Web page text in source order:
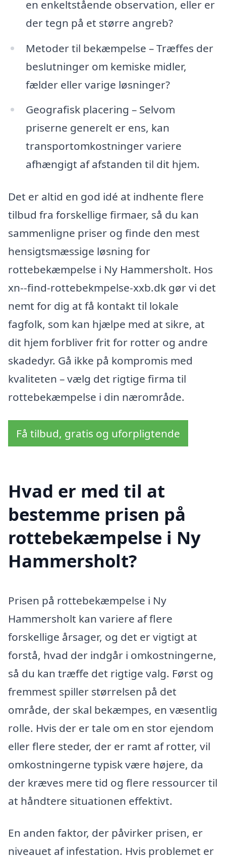
en enkeltstående observation, eller er
der tegn på et større angreb?
Metoder til bekæmpelse – Træffes der
beslutninger om kemiske midler,
fælder eller varige løsninger?
Geografisk placering – Selvom
priserne generelt er ens, kan
transportomkostninger variere
afhængigt af afstanden til dit hjem.
Det er altid en god idé at indhente flere
tilbud fra forskellige firmaer, så du kan
sammenligne priser og finde den mest
hensigtsmæssige løsning for
rottebekæmpelse i Ny Hammersholt. Hos
xn--find-rottebekmpelse-xxb.dk gør vi det
nemt for dig at få kontakt til lokale
fagfolk, som kan hjælpe med at sikre, at
dit hjem forbliver frit for rotter og andre
skadedyr. Gå ikke på kompromis med
kvaliteten – vælg det rigtige firma til
rottebekæmpelse i din nærområde.
Få tilbud, gratis og uforpligtende
Hvad er med til at
bestemme prisen på
rottebekæmpelse i Ny
Hammersholt?
Prisen på rottebekæmpelse i Ny
Hammersholt kan variere af flere
forskellige årsager, og det er vigtigt at
forstå, hvad der indgår i omkostningerne,
så du kan træffe det rigtige valg. Først og
fremmest spiller størrelsen på det
område, der skal bekæmpes, en væsentlig
rolle. Hvis der er tale om en stor ejendom
eller flere steder, der er ramt af rotter, vil
omkostningerne typisk være højere, da
der kræves mere tid og flere ressourcer til
at håndtere situationen effektivt.
En anden faktor, der påvirker prisen, er
niveauet af infestation. Hvis problemet er